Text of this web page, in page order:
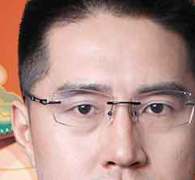
2024 2023 2022 2021
2002
1979 1977
1957 1955 1954